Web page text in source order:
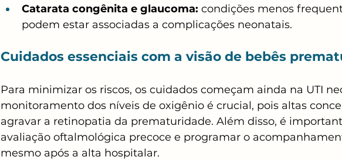
Catarata congênita e glaucoma: condições menos
podem estar associadas a complicações neonatais.
Cuidados essenciais com a visão de bebês
Para minimizar os riscos, os cuidados começam ainda na UTI
monitoramento dos níveis de oxigênio é crucial, pois altas
agravar a retinopatia da prematuridade. Além disso, é
avaliação oftalmológica precoce e programar o
mesmo após a alta hospitalar.